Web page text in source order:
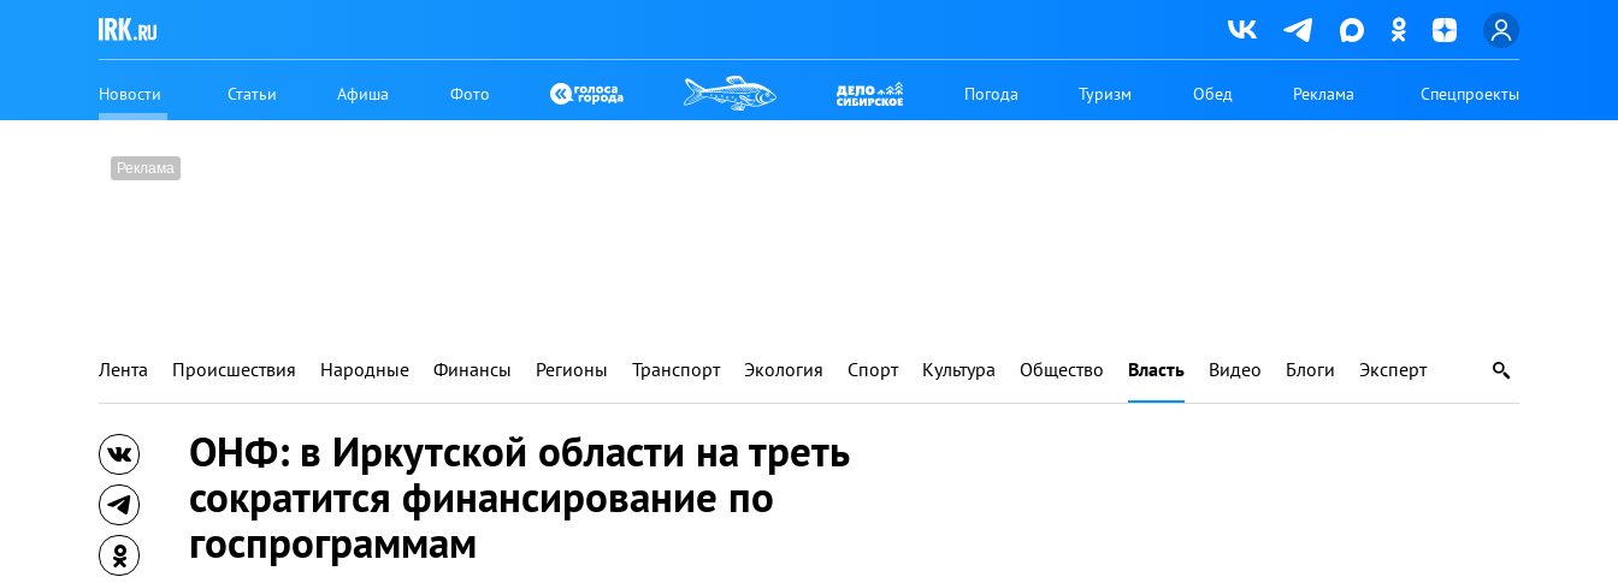
Новости Статьи Афиша Фото Погода Туризм Обед Реклама Спецпроекты
Лента Происшествия Народные Финансы Регионы Транспорт Экология Спорт Культура Общество Власть Видео Блоги Эксперт
ОНФ: в Иркутской области на треть
сократится финансирование по
госпрограммам